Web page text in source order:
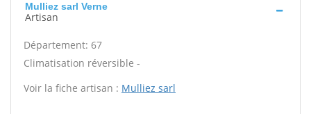
Mulliez sarl Verne
Artisan
Département: 67
Climatisation réversible -
Voir la fiche artisan : Mulliez sarl